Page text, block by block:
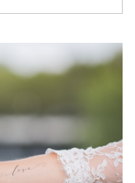
PA – Paris